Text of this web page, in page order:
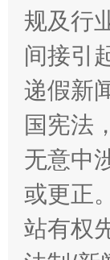
东山县通报
规及行
间接引
递假新
国宪法
无意中
或更正
站有权